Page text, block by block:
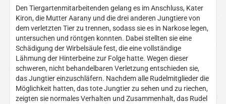
Den Tiergartenmitarbeitenden gelang es im Anschluss, Kater
Kiron, die Mutter Aarany und die drei anderen Jungtiere von
dem verletzten Tier zu trennen, sodass sie es in Narkose legen,
untersuchen und röntgen konnten. Dabei stellten sie eine
Schädigung der Wirbelsäule fest, die eine vollständige
Lähmung der Hinterbeine zur Folge hatte. Wegen dieser
schweren, nicht behandelbaren Verletzung entschieden sie,
das Jungtier einzuschläfern. Nachdem alle Rudelmitglieder die
Möglichkeit hatten, das tote Jungtier zu sehen und zu riechen,
zeigten sie normales Verhalten und Zusammenhalt, das Rudel